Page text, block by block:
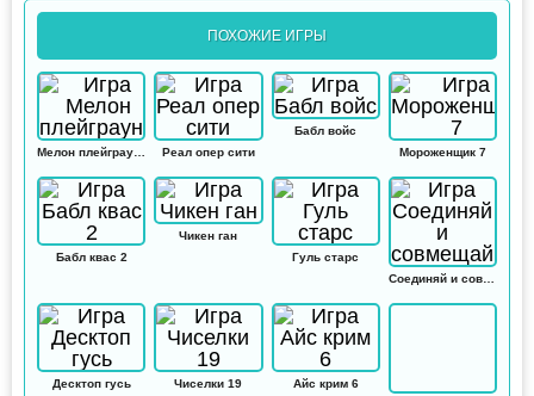
ПОХОЖИЕ ИГРЫ
Реал опер сити
Бабл войс
Мороженщик 7
Бабл квас 2
Чикен ган
Гуль старс
Соединяй и совмещай
Десктоп гусь Чиселки 19
Айс крим 6